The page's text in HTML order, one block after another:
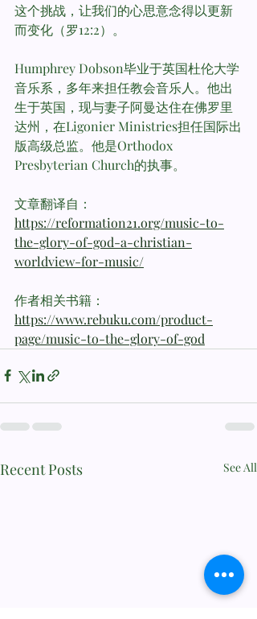
这个挑战，让我们的心思意念得以更新
而变化（罗12:2）。
Humphrey Dobson毕业于英国杜伦大学
音乐系，多年来担任教会音乐人。他出
生于英国，现与妻子阿曼达住在佛罗里
达州，在Ligonier Ministries担任国际出
版高级总监。他是Orthodox
Presbyterian Church的执事。
文章翻译自：
https://reformation21.org/music-to-
the-glory-of-god-a-christian-
worldview-for-music/
作者相关书籍：
https://www.rebuku.com/product-
page/music-to-the-glory-of-god
Recent Posts See All